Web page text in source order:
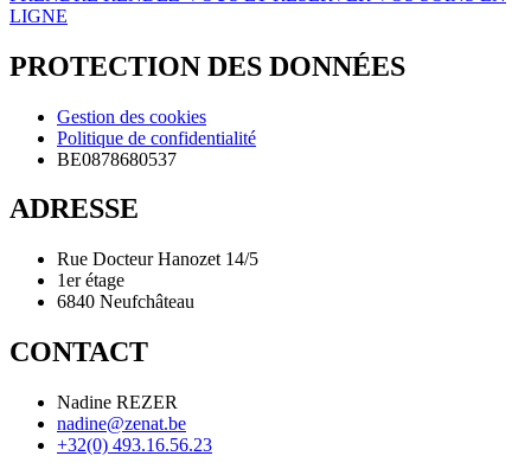
LIGNE
PROTECTION DES DONNÉES
Gestion des cookies
Politique de confidentialité
BE0878680537
ADRESSE
Rue Docteur Hanozet 14/5
1er étage
6840 Neufchâteau
CONTACT
Nadine REZER
nadine@zenat.be
+32(0) 493.16.56.23